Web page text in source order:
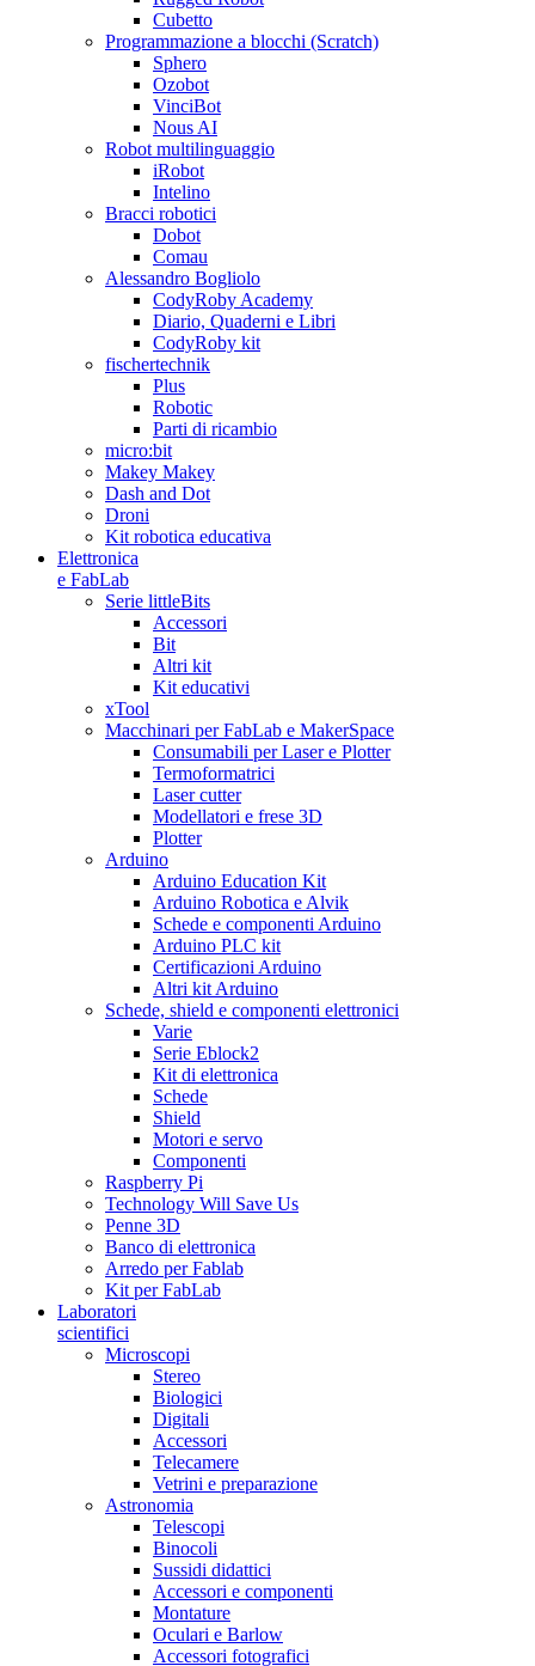
Cubetto
Programmazione a blocchi (Scratch)
Sphero
Ozobot
VinciBot
Nous AI
Robot multilinguaggio
iRobot
Intelino
Bracci robotici
Dobot
Comau
Alessandro Bogliolo
CodyRoby Academy
Diario, Quaderni e Libri
CodyRoby kit
fischertechnik
Plus
Robotic
Parti di ricambio
micro:bit
Makey Makey
Dash and Dot
Droni
Kit robotica educativa
Elettronica
e FabLab
Serie littleBits
Accessori
Bit
Altri kit
Kit educativi
xTool
Macchinari per FabLab e MakerSpace
Consumabili per Laser e Plotter
Termoformatrici
Laser cutter
Modellatori e frese 3D
Plotter
Arduino
Arduino Education Kit
Arduino Robotica e Alvik
Schede e componenti Arduino
Arduino PLC kit
Certificazioni Arduino
Altri kit Arduino
Schede, shield e componenti elettronici
Varie
Serie Eblock2
Kit di elettronica
Schede
Shield
Motori e servo
Componenti
Raspberry Pi
Technology Will Save Us
Penne 3D
Banco di elettronica
Arredo per Fablab
Kit per FabLab
Laboratori
scientifici
Microscopi
Stereo
Biologici
Digitali
Accessori
Telecamere
Vetrini e preparazione
Astronomia
Telescopi
Binocoli
Sussidi didattici
Accessori e componenti
Montature
Oculari e Barlow
Accessori fotografici